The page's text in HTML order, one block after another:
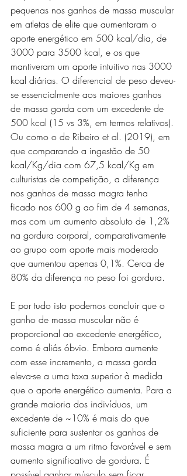
pequenas nos ganhos de massa muscular
em atletas de elite que aumentaram o
aporte energético em 500 kcal/dia, de
3000 para 3500 kcal, e os que
mantiveram um aporte intuitivo nas 3000
kcal diárias. O diferencial de peso deveu-
se essencialmente aos maiores ganhos
de massa gorda com um excedente de
500 kcal (15 vs 3%, em termos relativos).
Ou como o de Ribeiro et al. (2019), em
que comparando a ingestão de 50
kcal/Kg/dia com 67,5 kcal/Kg em
culturistas de competição, a diferença
nos ganhos de massa magra tenha
ficado nos 600 g ao fim de 4 semanas,
mas com um aumento absoluto de 1,2%
na gordura corporal, comparativamente
ao grupo com aporte mais moderado
que aumentou apenas 0,1%. Cerca de
80% da diferença no peso foi gordura.
E por tudo isto podemos concluir que o
ganho de massa muscular não é
proporcional ao excedente energético,
como é aliás óbvio. Embora aumente
com esse incremento, a massa gorda
eleva-se a uma taxa superior à medida
que o aporte energético aumenta. Para a
grande maioria dos indivíduos, um
excedente de ~10% é mais do que
suficiente para sustentar os ganhos de
massa magra a um ritmo favorável e sem
aumento significativo de gordura. É